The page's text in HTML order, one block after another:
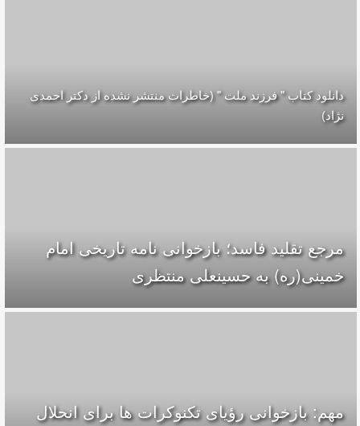
دانلود کتاب " فرزند ملت " (خاطرات منتشر نشده از دکتر احمدی
نژاد)
مرجع تقلید فاسد؛ بازخوانی نامه تاریخی امام
خمینی(ره) به حسینعلی منتظری
مهم: بازخوانی رؤیای تکنوکرات ها برای انحلال